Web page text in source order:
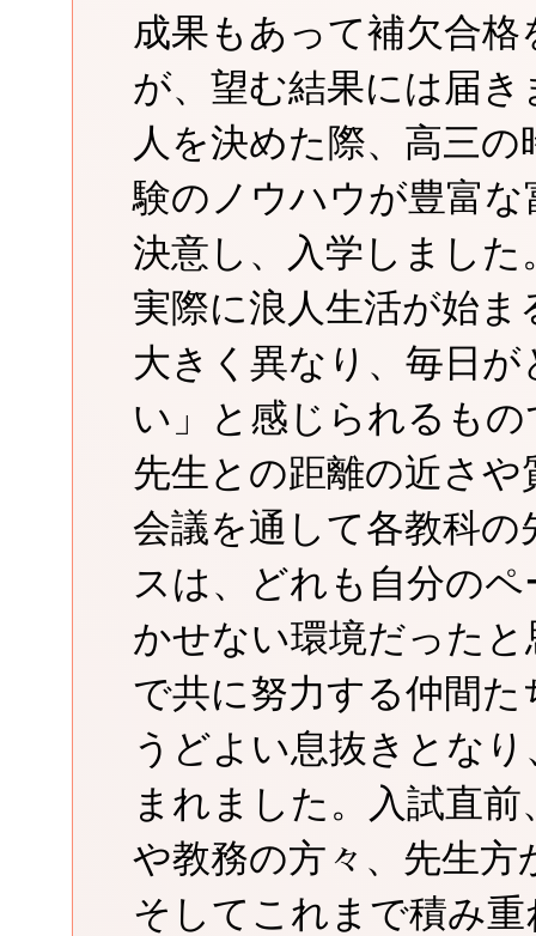
成果もあって補欠合
が、望む結果には届
人を決めた際、高三
験のノウハウが豊富
決意し、入学しました
実際に浪人生活が始
大きく異なり、毎日
い」と感じられるも
先生との距離の近さ
会議を通して各教科
スは、どれも自分の
かせない環境だった
で共に努力する仲間
うどよい息抜きとな
まれました。入試直
や教務の方々、先生
そしてこれまで積み